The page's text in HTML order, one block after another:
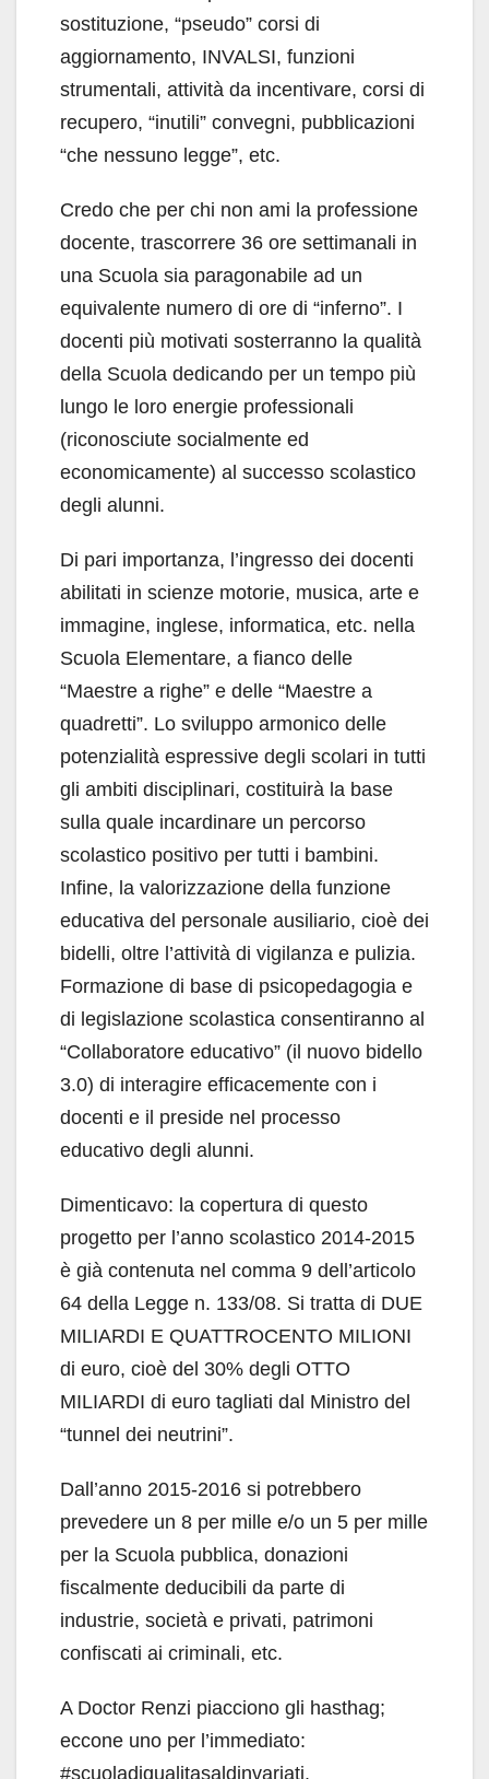
sostituzione, “pseudo” corsi di
aggiornamento, INVALSI, funzioni
strumentali, attività da incentivare, corsi di
recupero, “inutili” convegni, pubblicazioni
“che nessuno legge”, etc.
Credo che per chi non ami la professione
docente, trascorrere 36 ore settimanali in
una Scuola sia paragonabile ad un
equivalente numero di ore di “inferno”. I
docenti più motivati sosterranno la qualità
della Scuola dedicando per un tempo più
lungo le loro energie professionali
(riconosciute socialmente ed
economicamente) al successo scolastico
degli alunni.
Di pari importanza, l’ingresso dei docenti
abilitati in scienze motorie, musica, arte e
immagine, inglese, informatica, etc. nella
Scuola Elementare, a fianco delle
“Maestre a righe” e delle “Maestre a
quadretti”. Lo sviluppo armonico delle
potenzialità espressive degli scolari in tutti
gli ambiti disciplinari, costituirà la base
sulla quale incardinare un percorso
scolastico positivo per tutti i bambini.
Infine, la valorizzazione della funzione
educativa del personale ausiliario, cioè dei
bidelli, oltre l’attività di vigilanza e pulizia.
Formazione di base di psicopedagogia e
di legislazione scolastica consentiranno al
“Collaboratore educativo” (il nuovo bidello
3.0) di interagire efficacemente con i
docenti e il preside nel processo
educativo degli alunni.
Dimenticavo: la copertura di questo
progetto per l’anno scolastico 2014-2015
è già contenuta nel comma 9 dell’articolo
64 della Legge n. 133/08. Si tratta di DUE
MILIARDI E QUATTROCENTO MILIONI
di euro, cioè del 30% degli OTTO
MILIARDI di euro tagliati dal Ministro del
“tunnel dei neutrini”.
Dall’anno 2015-2016 si potrebbero
prevedere un 8 per mille e/o un 5 per mille
per la Scuola pubblica, donazioni
fiscalmente deducibili da parte di
industrie, società e privati, patrimoni
confiscati ai criminali, etc.
A Doctor Renzi piacciono gli hasthag;
eccone uno per l’immediato:
#scuoladiqualitasaldinvariati.